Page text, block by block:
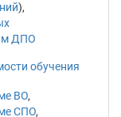
),
ДПО
обучения
ВО,
СПО,